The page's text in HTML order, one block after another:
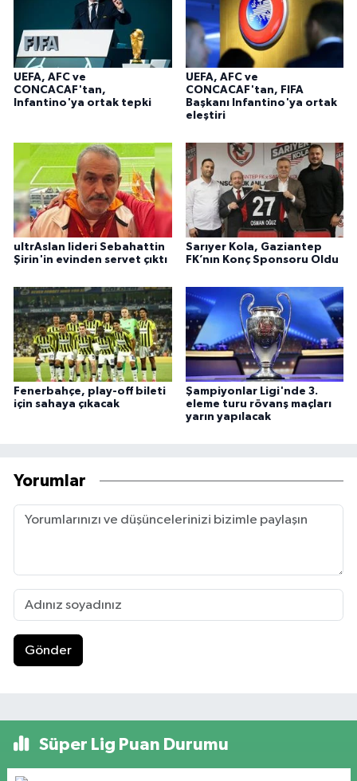
UEFA, AFC ve
CONCACAF'tan,
Infantino'ya ortak tepki
UEFA, AFC ve
CONCACAF'tan, FIFA
Başkanı Infantino'ya ortak
eleştiri
ultrAslan lideri Sebahattin
Şirin'in evinden servet çıktı
Sarıyer Kola, Gaziantep
FK’nın Konç Sponsoru Oldu
Fenerbahçe, play-off bileti
için sahaya çıkacak
Şampiyonlar Ligi'nde 3.
eleme turu rövanş maçları
yarın yapılacak
Yorumlar
Gönder
Süper Lig Puan Durumu